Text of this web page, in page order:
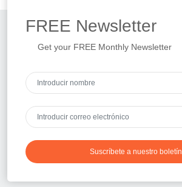
FREE Newsletter
Get your FREE Monthly Newsletter
Suscríbete a nuestro boletín